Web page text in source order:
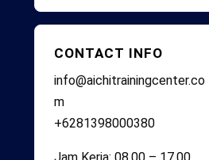
CONTACT INFO
info@aichitrainingcenter.co
m
+6281398000380